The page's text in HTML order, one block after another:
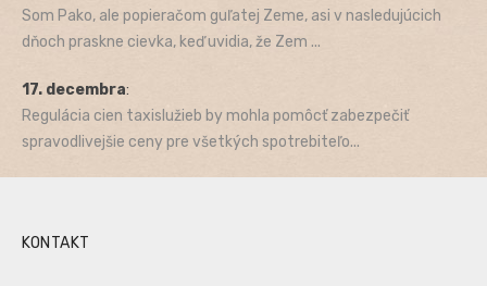
Som Pako, ale popieračom guľatej Zeme, asi v nasledujúcich
dňoch praskne cievka, keď uvidia, že Zem ...
17. decembra:
Regulácia cien taxislužieb by mohla pomôcť zabezpečiť
spravodlivejšie ceny pre všetkých spotrebiteľo...
KONTAKT